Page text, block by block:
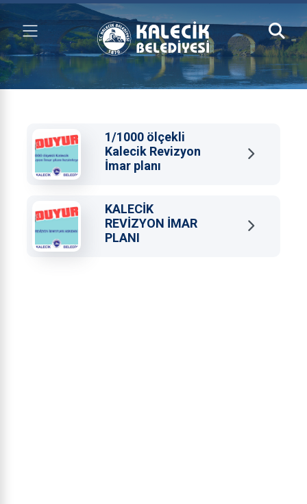
1/1000 ölçekli
Kalecik Revizyon
İmar planı
KALECİK
REVİZYON İMAR
PLANI